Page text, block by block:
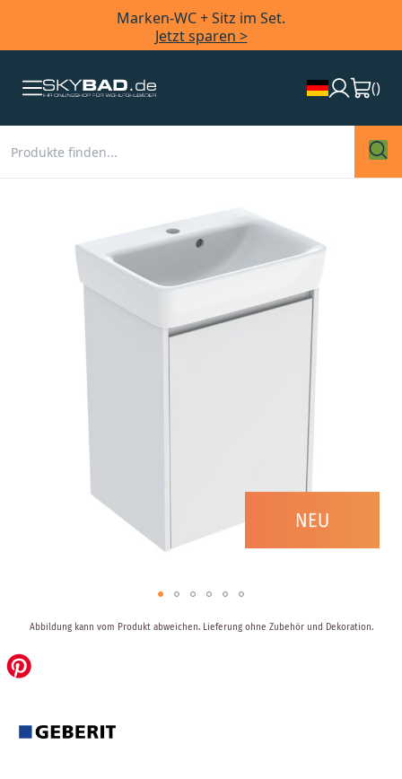
Marken-WC + Sitz im Set.
Jetzt sparen >
()
Anfang
der
Bildergalerie
Abbildung kann vom Produkt abweichen. Lieferung ohne Zubehör und Dekoration.